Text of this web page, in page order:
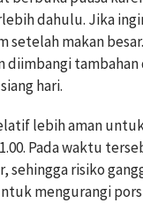
dahulu. Jika
setelah makan
diimbangi
hari.
lebih aman
Pada waktu
sehingga risiko
mengurangi